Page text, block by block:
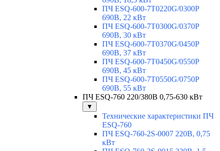
ПЧ ESQ-600-7T0220G/0300P
690В, 22 кВт
ПЧ ESQ-600-7T0300G/0370P
690В, 30 кВт
ПЧ ESQ-600-7T0370G/0450P
690В, 37 кВт
ПЧ ESQ-600-7T0450G/0550P
690В, 45 кВт
ПЧ ESQ-600-7T0550G/0750P
690В, 55 кВт
ПЧ ESQ-760 220/380В 0,75-630 кВт
▼
Технические характеристики ПЧ
ESQ-760
ПЧ ESQ-760-2S-0007 220В, 0,75
кВт